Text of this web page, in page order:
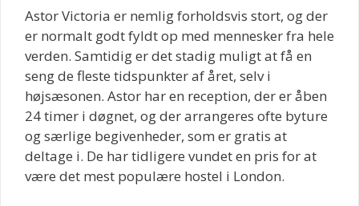
Astor Victoria er nemlig forholdsvis stort, og der
er normalt godt fyldt op med mennesker fra hele
verden. Samtidig er det stadig muligt at få en
seng de fleste tidspunkter af året, selv i
højsæsonen. Astor har en reception, der er åben
24 timer i døgnet, og der arrangeres ofte byture
og særlige begivenheder, som er gratis at
deltage i. De har tidligere vundet en pris for at
være det mest populære hostel i London.